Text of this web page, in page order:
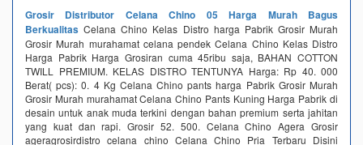
Grosir Distributor Celana Chino 05 Harga Murah Bagus
Berkualitas Celana Chino Kelas Distro harga Pabrik Grosir Murah
Grosir Murah murahamat celana pendek Celana Chino Kelas Distro
Harga Pabrik Harga Grosiran cuma 45ribu saja, BAHAN COTTON
TWILL PREMIUM. KELAS DISTRO TENTUNYA Harga‎: ‎Rp 40. 000
Berat( pcs)‎: ‎0. 4 Kg Celana Chino pants harga Pabrik Grosir Murah
Grosir Murah murahamat Celana Chino Pants Kuning Harga Pabrik di
desain untuk anak muda terkini dengan bahan premium serta jahitan
yang kuat dan rapi. Grosir 52. 500. Celana Chino Agera Grosir
ageragrosirdistro celana chino Celana Chino Pria Terbaru Disini